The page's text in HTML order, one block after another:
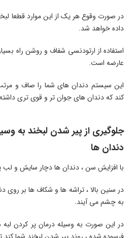
در صورت وقوع هر یک از این موارد قطعا
داده خواهد شد.
استفاده از ارتودنسی شفاف و روشن راه
عارضه است.
این سیستم دندان های شما را صاف و
کند که دندان های جوان تر و قوی تری
جلوگیری از پیر شدن لبخند به
دندان ها
با افزایش سن ، دندان ها دچار سایش و
در سنین بالا ، تراشه ها و شکاف ها بر روی
به چشم می آیند.
در این صورت به وسیله درمان پر کردن